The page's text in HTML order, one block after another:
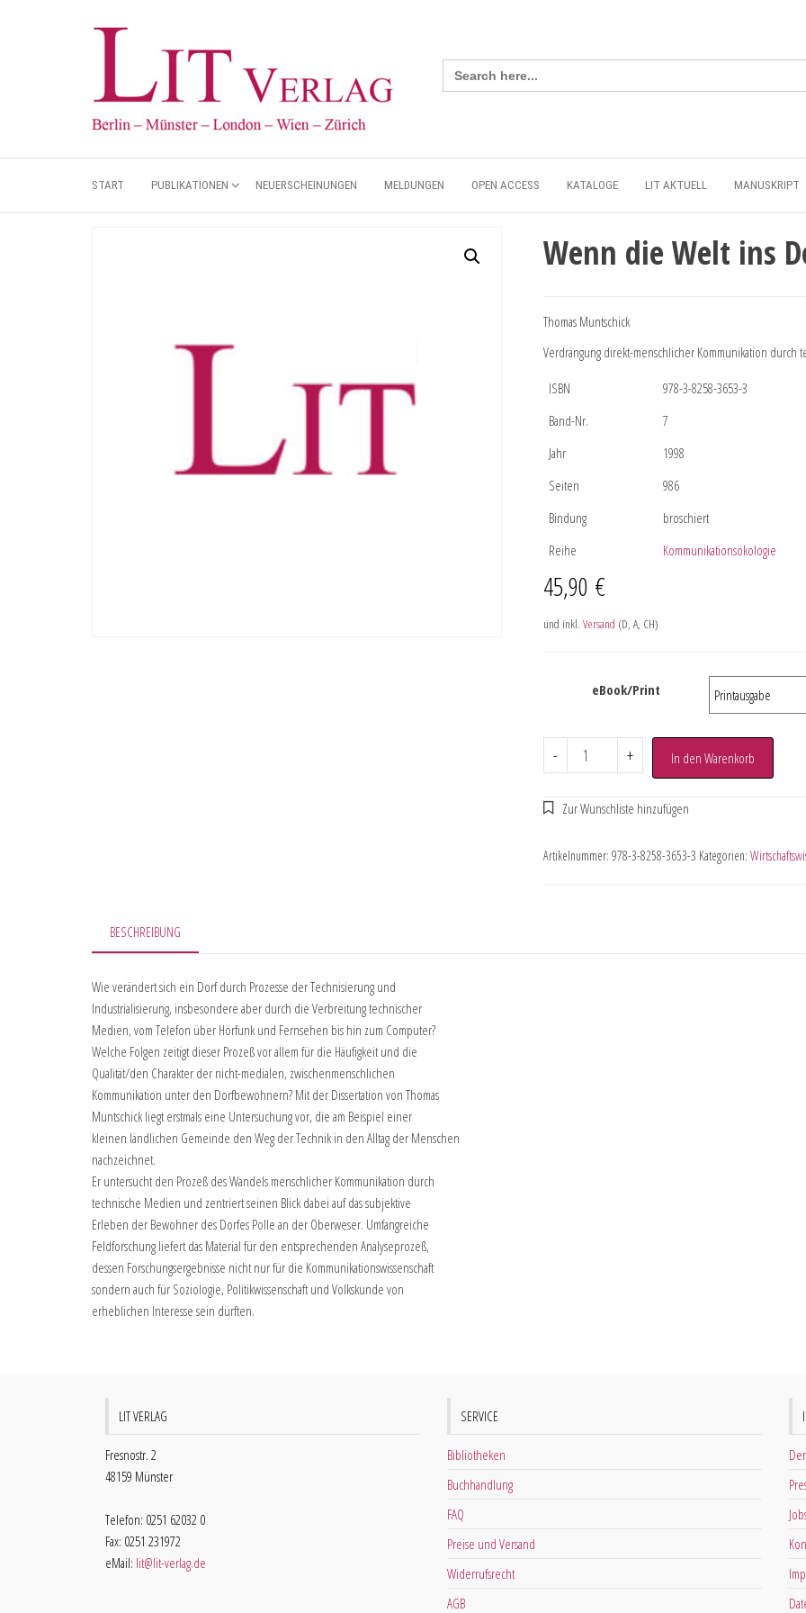
Search
for:
START PUBLIKATIONEN NEUERSCHEINUNGEN MELDUNGEN OPEN ACCESS KATALOGE LIT AKTUELL MANUSKRIPT
Wenn die Welt ins
Thomas Muntschick
Verdrängung direkt-menschlicher Kommunikation durch
ISBN
978-3-8258-3653-3
Band-Nr.
7
Jahr
1998
Seiten
986
Bindung
broschiert
Reihe
Kommunikationsökologie
45,90 €
und inkl. Versand (D, A, CH)
eBook/Print
- + In den Warenkorb
Artikelnummer: 978-3-8258-3653-3 Kategorien:
BESCHREIBUNG
Wie verändert sich ein Dorf durch Prozesse der Technisierung und
Industrialisierung, insbesondere aber durch die Verbreitung technischer
Medien, vom Telefon über Hörfunk und Fernsehen bis hin zum Computer?
Welche Folgen zeitigt dieser Prozeß vor allem für die Häufigkeit und die
Qualität/den Charakter der nicht-medialen, zwischenmenschlichen
Kommunikation unter den Dorfbewohnern? Mit der Dissertation von Thomas
Muntschick liegt erstmals eine Untersuchung vor, die am Beispiel einer
kleinen ländlichen Gemeinde den Weg der Technik in den Alltag der Menschen
nachzeichnet.
Er untersucht den Prozeß des Wandels menschlicher Kommunikation durch
technische Medien und zentriert seinen Blick dabei auf das subjektive
Erleben der Bewohner des Dorfes Polle an der Oberweser. Umfangreiche
Feldforschung liefert das Material für den entsprechenden Analyseprozeß,
dessen Forschungsergebnisse nicht nur für die Kommunikationswissenschaft
sondern auch für Soziologie, Politikwissenschaft und Volkskunde von
erheblichen Interesse sein dürften.
LIT VERLAG
Fresnostr. 2
48159 Münster
Telefon: 0251 62032 0
Fax: 0251 231972
eMail: lit@lit-verlag.de
SERVICE
Bibliotheken
Buchhandlung
FAQ
Preise und Versand
Widerrufsrecht
AGB